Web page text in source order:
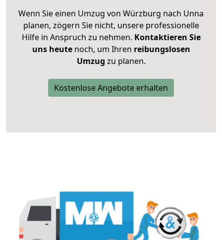
Wenn Sie einen Umzug von Würzburg nach Unna
planen, zögern Sie nicht, unsere professionelle
Hilfe in Anspruch zu nehmen. Kontaktieren Sie
uns heutenoch, um Ihren reibungslosen
Umzug zu planen.
Kostenlose Angebote erhalten